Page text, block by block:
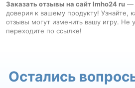
Заказать отзывы на сайт Imho24 ru —
доверия к вашему продукту! Узнайте,
отзывы могут изменить вашу игру. Не
переходите по ссылке!
Остались